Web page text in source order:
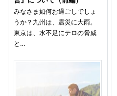
みなさま如何お過ごしでしょ
うか？九州は、震災に大雨。
東京は、水不足にテロの脅威
と…